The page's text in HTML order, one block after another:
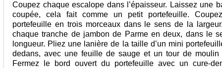
Coupez chaque escalope dans l’épaisseur. Laissez une
coupée, cela fait comme un petit portefeuille.
portefeuille en trois morceaux dans le sens de la
chaque tranche de jambon de Parme en deux, dans le
longueur. Pliez une lanière de la taille d’un mini
dedans, avec une feuille de sauge et un tour de moulin
Fermez le bord ouvert du portefeuille avec un cure-